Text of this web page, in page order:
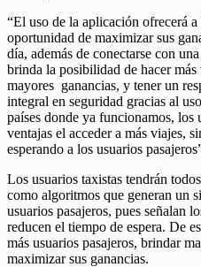
“El uso de la aplicación ofrecerá
oportunidad de maximizar sus
día, además de conectarse con
brinda la posibilidad de hacer
mayores ganancias, y tener un
integral en seguridad gracias al
países donde ya funcionamos, los
ventajas el acceder a más viajes,
esperando a los usuarios
Los usuarios taxistas tendrán
como algoritmos que generan un
usuarios pasajeros, pues señalan
reducen el tiempo de espera. De
más usuarios pasajeros, brindar
maximizar sus ganancias.